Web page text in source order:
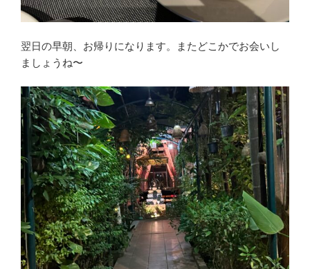
翌日の早朝、お帰りになります。またどこかでお会いし
ましょうね〜